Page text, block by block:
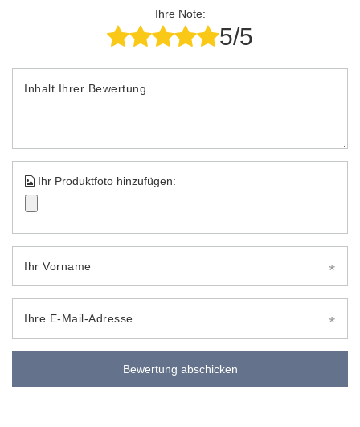
Ihre Note:
5/5
Inhalt Ihrer Bewertung
Ihr Produktfoto hinzufügen:
Ihr Vorname
Ihre E-Mail-Adresse
Bewertung abschicken